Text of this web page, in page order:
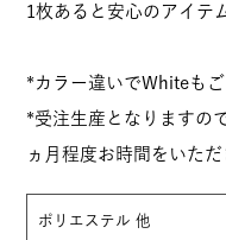
1枚あると安心のアイテ
*カラー違いでWhiteもご
*受注生産となりますの
ヵ月程度お時間をいただ
ポリエステル 他